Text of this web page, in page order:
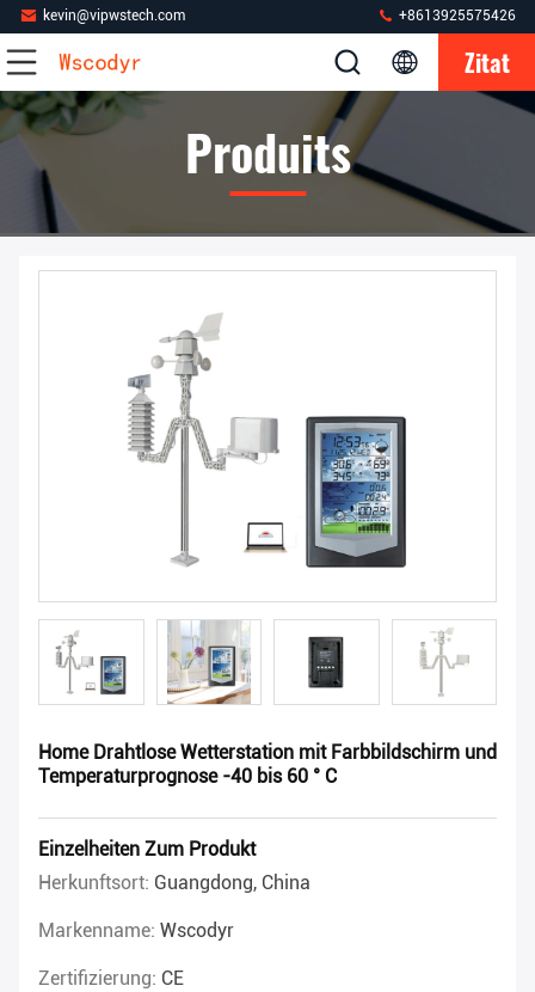
kevin@vipwstech.com +8613925575426
Zitat
Produits
Home Drahtlose Wetterstation mit Farbbildschirm und
Temperaturprognose -40 bis 60 ° C
Einzelheiten Zum Produkt
Herkunftsort: Guangdong, China
Markenname: Wscodyr
Zertifizierung: CE